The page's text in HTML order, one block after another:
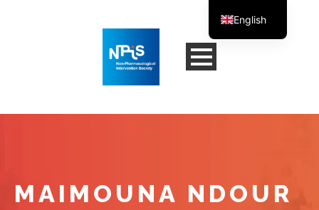
MAIMOUNA NDOUR
English
French